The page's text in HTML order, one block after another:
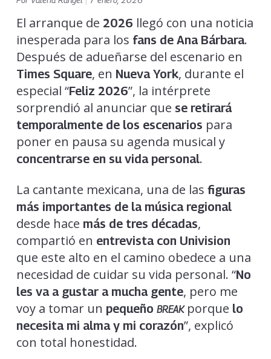
El arranque de 2026 llegó con una noticia
inesperada para los fans de Ana Bárbara.
Después de adueñarse del escenario en
Times Square, en Nueva York, durante el
especial “Feliz 2026”, la intérprete
sorprendió al anunciar que se retirará
temporalmente de los escenarios para
poner en pausa su agenda musical y
concentrarse en su vida personal.
La cantante mexicana, una de las figuras
más importantes de la música regional
desde hace más de tres décadas,
compartió en entrevista con Univision
que este alto en el camino obedece a una
necesidad de cuidar su vida personal. “No
les va a gustar a mucha gente, pero me
voy a tomar un pequeño BREAKporque lo
necesita mi alma y mi corazón”, explicó
con total honestidad.